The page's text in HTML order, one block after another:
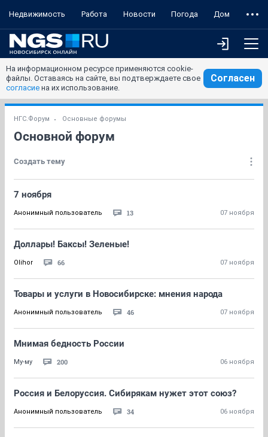
Недвижимость Работа Новости Погода Дом
На информационном ресурсе применяются cookie-
файлы. Оставаясь на сайте, вы подтверждаете свое
согласие на их использование.
Согласен
НГС.Форум Основные форумы
Основной форум
Создать тему
7 ноября
Анонимный пользователь 13 07 ноября
Доллары! Баксы! Зеленые!
Olihor 66 07 ноября
Товары и услуги в Новосибирске: мнения народа
Анонимный пользователь 46 07 ноября
Мнимая бедность России
Му-му 200 06 ноября
Россия и Белоруссия. Сибирякам нужет этот союз?
Анонимный пользователь 34 06 ноября